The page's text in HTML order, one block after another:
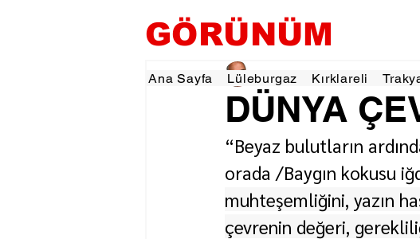
GÖRÜNÜM
Ana Sayfa Lüleburgaz Kırklareli
DÜNYA
Ahmet Güdücüoğlu 11 Haz 2025
“Beyaz bulutların
orada /Baygın kokusu
muhteşemliğini, yazın
çevrenin değeri,